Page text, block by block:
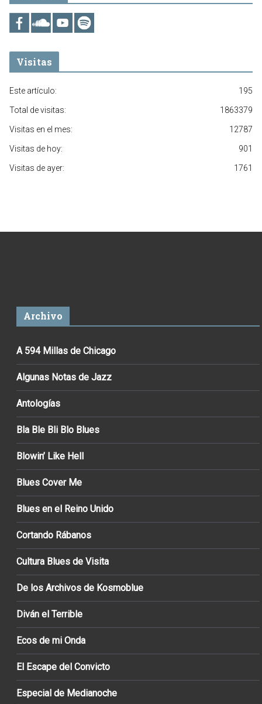
Visitas
195
Este artículo:
1863379
Total de visitas:
12787
Visitas en el mes:
901
Visitas de hoy:
1761
Visitas de ayer:
Archivo
A 594 Millas de Chicago
Algunas Notas de Jazz
Antologías
Bla Ble Bli Blo Blues
Blowin’ Like Hell
Blues Cover Me
Blues en el Reino Unido
Cortando Rábanos
Cultura Blues de Visita
De los Archivos de Kosmoblue
Diván el Terrible
Ecos de mi Onda
El Escape del Convicto
Especial de Medianoche